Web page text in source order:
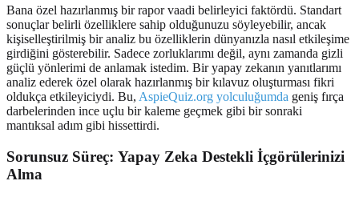
Bana özel hazırlanmış bir rapor vaadi belirleyici faktördü. Standart
sonuçlar belirli özelliklere sahip olduğunuzu söyleyebilir, ancak
kişiselleştirilmiş bir analiz bu özelliklerin dünyanızla nasıl etkileşime
girdiğini gösterebilir. Sadece zorluklarımı değil, aynı zamanda gizli
güçlü yönlerimi de anlamak istedim. Bir yapay zekanın yanıtlarımı
analiz ederek özel olarak hazırlanmış bir kılavuz oluşturması fikri
oldukça etkileyiciydi. Bu, AspieQuiz.org yolculuğumda geniş fırça
darbelerinden ince uçlu bir kaleme geçmek gibi bir sonraki
mantıksal adım gibi hissettirdi.
Sorunsuz Süreç: Yapay Zeka Destekli İçgörülerinizi
Alma